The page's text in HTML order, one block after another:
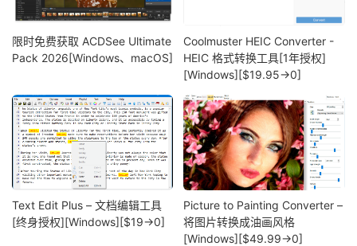
限时免费获取 ACDSee Ultimate
Pack 2026[Windows、macOS]
Coolmuster HEIC Converter -
HEIC 格式转换工具[1年授权]
[Windows][$19.95→0]
Text Edit Plus – 文档编辑工具
[终身授权][Windows][$19→0]
Picture to Painting Converter –
将图片转换成油画风格
[Windows][$49.99→0]